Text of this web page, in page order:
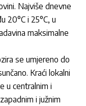
Najviše dnevne
20°C i 25°C, u
maksimalne
se umjereno do
Kraći lokalni
u centralnim i
i južnim